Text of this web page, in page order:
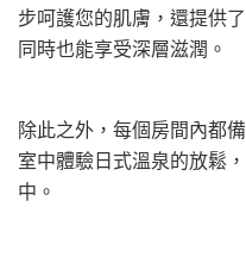
步呵護您的肌膚，還提供
同時也能享受深層滋潤。
除此之外，每個房間內都
室中體驗日式溫泉的放鬆
中。